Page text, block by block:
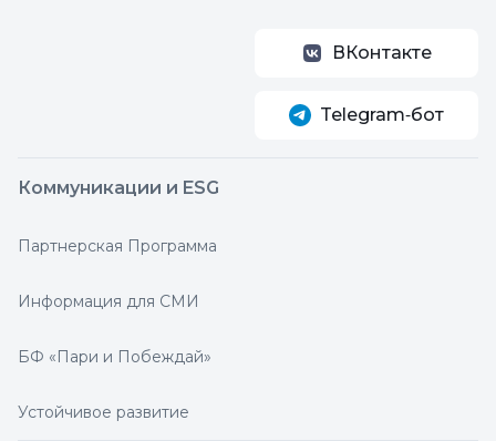
ВКонтакте
Telegram‑бот
Коммуникации и ESG
Партнерская Программа
Информация для СМИ
БФ «Пари и Побеждай»
Устойчивое развитие